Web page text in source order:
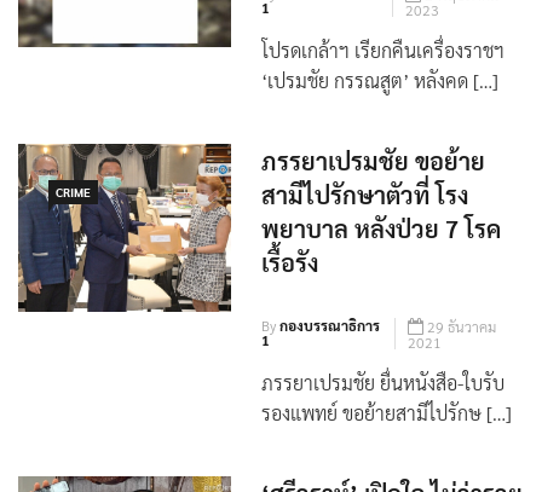
Byกองบรรณาธิการ
1
2 พฤษภาคม
2023
โปรดเกล้าฯ เรียกคืนเครื่องราชฯ
CRIME
ภรรยาเปรมชัย ขอย้าย
สามีไปรักษาตัวที่ โรง
พยาบาล หลังป่วย 7 โรค
เรื้อรัง
Byกองบรรณาธิการ
1
29 ธันวาคม
2021